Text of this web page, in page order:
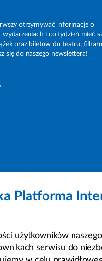
otrzymywać informacje o
i co tydzień mieć
oraz biletów do teatru,
się do naszego newslettera!
Platforma
użytkowników
serwisu do